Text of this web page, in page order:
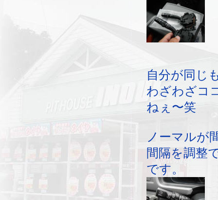
自分が同じ
わざわざコ
ねぇ〜笑
ノーマルが
間隔を調整
です。